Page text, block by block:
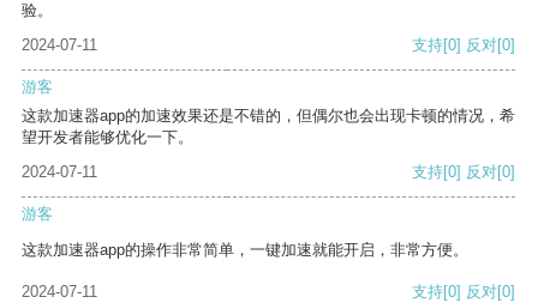
验。
2024-07-11
支持[0] 反对[0]
游客
这款加速器app的加速效果还是不错的，但偶尔也会出现卡顿的情况，希
望开发者能够优化一下。
2024-07-11
支持[0] 反对[0]
游客
这款加速器app的操作非常简单，一键加速就能开启，非常方便。
2024-07-11 支持[0] 反对[0]